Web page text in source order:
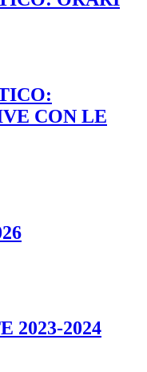
CON LE
2023-2024